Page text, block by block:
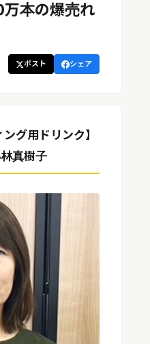
本の爆売れ
ポスト シェア
グ用ドリンク】
真樹子